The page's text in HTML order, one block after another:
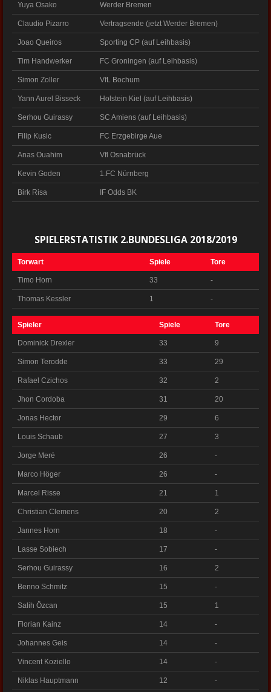
Yuya Osako Werder Bremen
Claudio Pizarro Vertragsende (jetzt Werder Bremen)
Joao Queiros Sporting CP (auf Leihbasis)
Tim Handwerker FC Groningen (auf Leihbasis)
Simon Zoller VfL Bochum
Yann Aurel Bisseck Holstein Kiel (auf Leihbasis)
Serhou Guirassy SC Amiens (auf Leihbasis)
Filip Kusic FC Erzgebirge Aue
Anas Ouahim Vfl Osnabrück
Kevin Goden 1.FC Nürnberg
Birk Risa IF Odds BK
SPIELERSTATISTIK 2.BUNDESLIGA 2018/2019
Torwart Spiele Tore
Timo Horn 33 -
Thomas Kessler 1 -
Spieler Spiele Tore
Dominick Drexler 33 9
Simon Terodde 33 29
Rafael Czichos 32 2
Jhon Cordoba 31 20
Jonas Hector 29 6
Louis Schaub 27 3
Jorge Meré 26 -
Marco Höger 26 -
Marcel Risse 21 1
Christian Clemens 20 2
Jannes Horn 18 -
Lasse Sobiech 17 -
Serhou Guirassy 16 2
Benno Schmitz 15 -
Salih Özcan 15 1
Florian Kainz 14 -
Johannes Geis 14 -
Vincent Koziello 14 -
Niklas Hauptmann 12 -